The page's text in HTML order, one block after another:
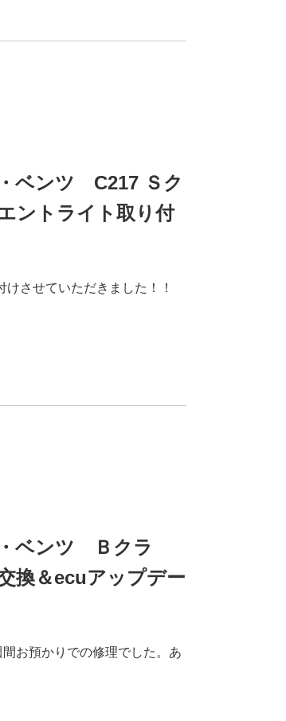
ベンツ C217 Ｓク
トライト取り付
させていただきました！！
ベンツ Ｂクラ
＆ecuアップデー
お預かりでの修理でした。あ